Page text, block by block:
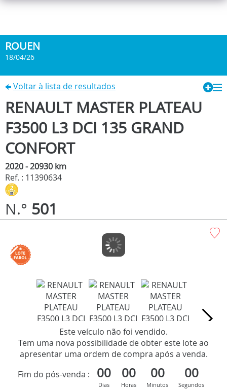
ROUEN
18/04/26
Voltar à lista de resultados
RENAULT MASTER PLATEAU
F3500 L3 DCI 135 GRAND
CONFORT
2020 - 20930 km
Ref. : 11390634
N.° 501
Este veículo não foi vendido.
Tem uma nova possibilidade de obter este lote ao
apresentar uma ordem de compra após a venda.
Fim do pós-venda :
00
Dias
00
Horas
00
Minutos
00
Segundos